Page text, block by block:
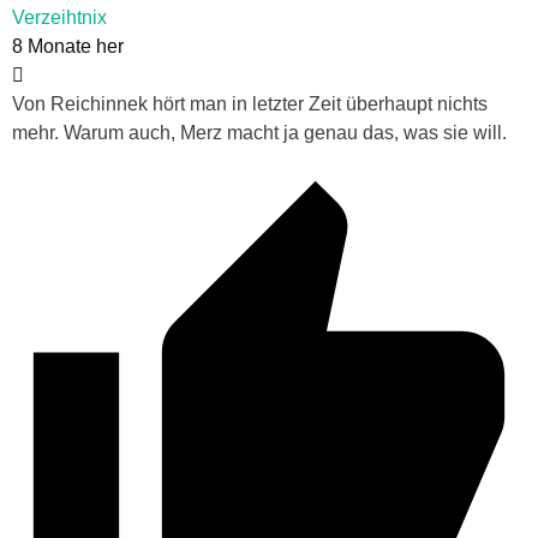
Verzeihtnix
8 Monate her
Von Reichinnek hört man in letzter Zeit überhaupt nichts
mehr. Warum auch, Merz macht ja genau das, was sie will.